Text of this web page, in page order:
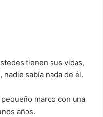
tienen sus vidas,
nadie sabía nada de él.
marco con una
años.